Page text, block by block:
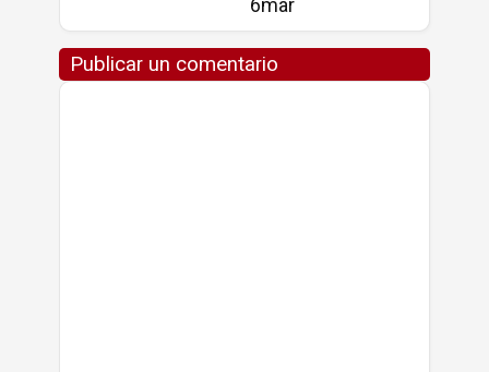
6mar
Publicar un comentario